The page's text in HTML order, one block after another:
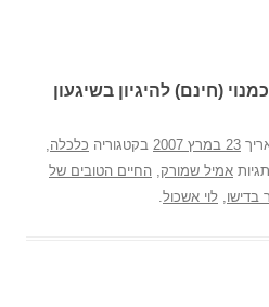
מנוי (חינם) להיגיון בשיגעון
23 במרץ 2007 בקטגוריה כלכלה,
אמיל שמורק, החיים הטובים של
בדישו, לוי אשכול.